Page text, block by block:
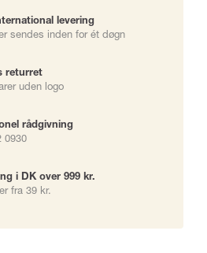
levering
sendes inden for ét døgn
returret
uden logo
rådgivning
0930
i DK over 999 kr.
fra 39 kr.